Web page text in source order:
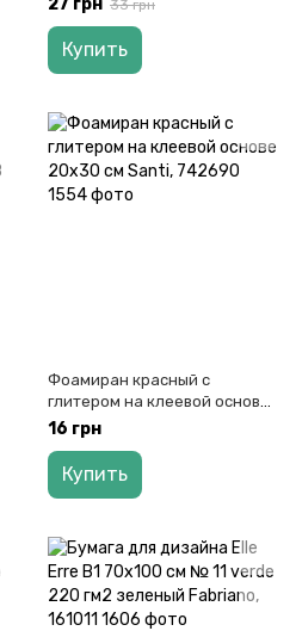
27 грн 33 грн
Купить
Фоамиран красный с
глитером на клеевой основе
20х30 см Santi, 742690
16 грн
Купить